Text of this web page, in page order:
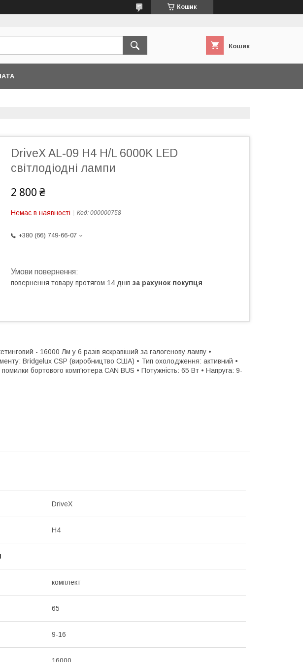
Кошик
Кошик
DriveX AL-09 H4 H/L 6000K LED
світлодіодні лампи
2 800 ₴
Немає в наявності Код: 000000758
+380 (66) 749-66-07
повернення товару протягом 14 днів за рахунок покупця
- 16000 Лм у 6 разів яскравіший за галогенову лампу •
Bridgelux CSP (виробництво США) • Тип охолодження: активний •
бортового комп'ютера CAN BUS • Потужність: 65 Вт • Напруга: 9-
DriveX
H4
комплект
65
9-16